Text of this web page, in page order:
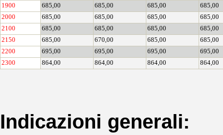
1900
685,00 685,00 685,00
685,00
2000
685,00 685,00 685,00
685,00
2100
685,00 685,00 685,00
685,00
2150
685,00 670,00 685,00
685,00
2200
695,00 695,00 695,00
695,00
2300
864,00 864,00 864,00 864,00
Indicazioni generali: